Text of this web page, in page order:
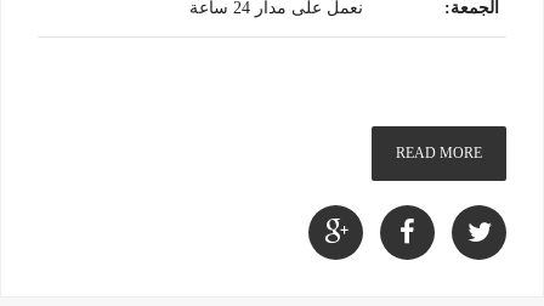
الجمعة: نعمل على مدار 24 ساعة
READ MORE